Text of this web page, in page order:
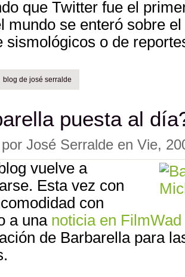
que Twitter fue el
mundo se enteró sobre
sismológicos o de
twitter + el temblor en la ciudad de méxico.
blog de josé serralde
puesta al
José Serralde en Vie,
vuelve a
Esta vez con
con
a una noticia en FilmWad
de Barbarella para